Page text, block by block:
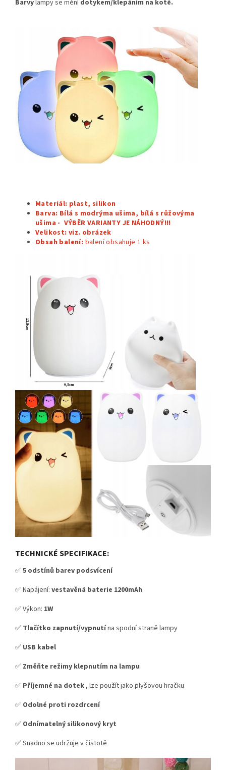
Barvylampy se mění dotykem/klepáním na kotě.
Materiál: plast, silikon
Barva: Bílá s modrýma ušima, bílá s růžovýma
ušima - VÝBĚR VARIANTY JE NÁHODNÝ!!!
Velikost: viz. obrázek
Obsah balení: balení obsahuje 1 ks
TECHNICKÉ SPECIFIKACE:
✅5 odstínů barev podsvícení
✅ Napájení: vestavěná baterie 1200mAh
✅ Výkon: 1W
✅ Tlačítko zapnutí/vypnutína spodní straně lampy
✅ USB kabel
✅ Změňte režimy klepnutím na lampu
✅ Příjemné na dotek, lze použít jako plyšovou hračku
✅ Odolné proti rozdrcení
✅ Odnímatelný silikonový kryt
✅ Snadno se udržuje v čistotě